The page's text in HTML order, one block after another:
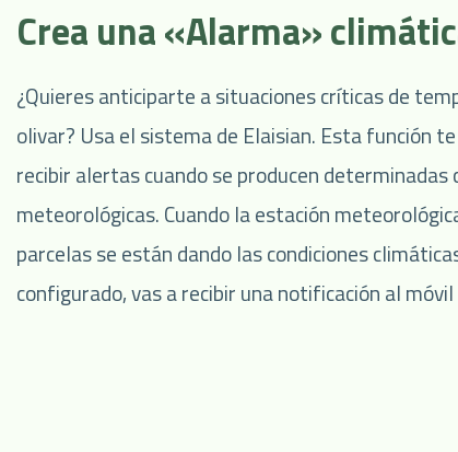
Crea una «Alarma»
¿Quieres anticiparte a situaciones críticas de
olivar? Usa el sistema de Elaisian. Esta función
recibir alertas cuando se producen determinadas
meteorológicas. Cuando la estación
parcelas se están dando las condiciones
configurado, vas a recibir una notificación al móvil